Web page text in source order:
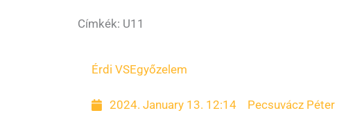
Címkék: U11
Érdi VSEgyőzelem
2024. January 13. 12:14 Pecsuvácz Péter